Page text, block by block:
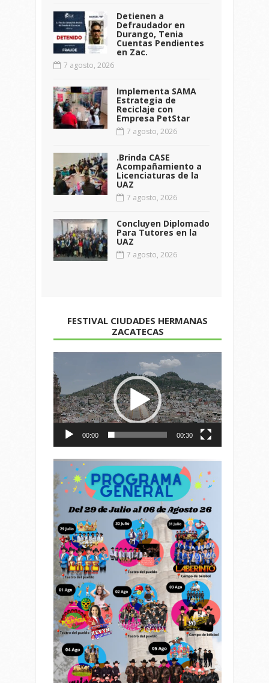
Detienen a
Defraudador en
Durango, Tenia
Cuentas Pendientes
en Zac.
7 agosto, 2026
Implementa SAMA
Estrategia de
Reciclaje con
Empresa PetStar
7 agosto, 2026
.Brinda CASE
Acompañamiento a
Licenciaturas de la
UAZ
7 agosto, 2026
Concluyen Diplomado
Para Tutores en la
UAZ
7 agosto, 2026
FESTIVAL CIUDADES HERMANAS
ZACATECAS
de
vídeo
00:00 00:30